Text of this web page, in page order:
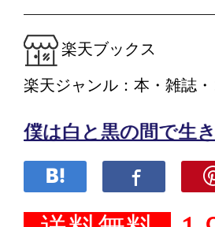
楽天ブックス
楽天ジャンル：本・雑誌
僕は白と黒の間で生